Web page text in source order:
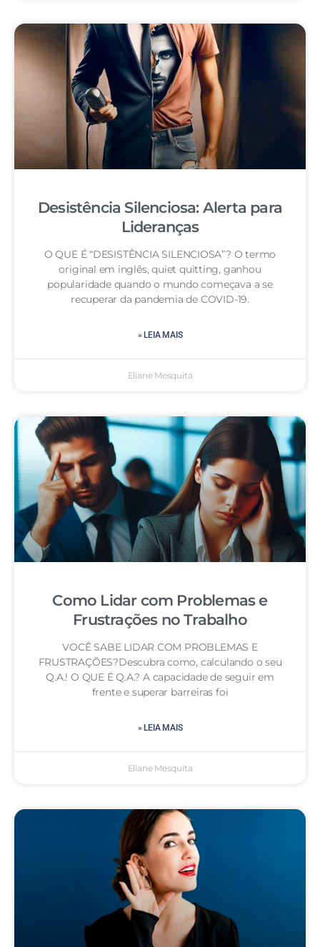
Desistência Silenciosa: Alerta para
Lideranças
O QUE É “DESISTÊNCIA SILENCIOSA”? O termo
original em inglês, quiet quitting, ganhou
popularidade quando o mundo começava a se
recuperar da pandemia de COVID-19.
» LEIA MAIS
Eliane Mesquita
Como Lidar com Problemas e
Frustrações no Trabalho
VOCÊ SABE LIDAR COM PROBLEMAS E
FRUSTRAÇÕES?Descubra como, calculando o seu
Q.A.! O QUE É Q.A.? A capacidade de seguir em
frente e superar barreiras foi
» LEIA MAIS
Eliane Mesquita